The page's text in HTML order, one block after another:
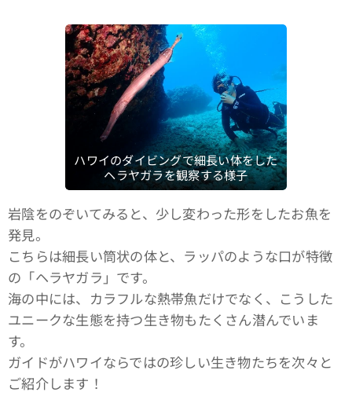
ハワイのダイビングで細長い体をした
ヘラヤガラを観察する様子
岩陰をのぞいてみると、少し変わった形をしたお魚を
発見。
こちらは細長い筒状の体と、ラッパのような口が特徴
の「ヘラヤガラ」です。
海の中には、カラフルな熱帯魚だけでなく、こうした
ユニークな生態を持つ生き物もたくさん潜んでいま
す。
ガイドがハワイならではの珍しい生き物たちを次々と
ご紹介します！